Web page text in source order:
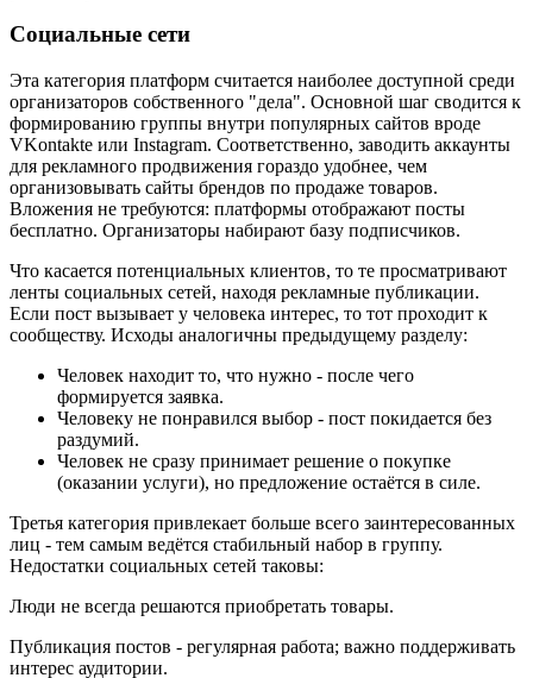
Социальные сети
Эта категория платформ считается наиболее доступной среди
организаторов собственного "дела". Основной шаг сводится к
формированию группы внутри популярных сайтов вроде
VKontakte или Instagram. Соответственно, заводить аккаунты
для рекламного продвижения гораздо удобнее, чем
организовывать сайты брендов по продаже товаров.
Вложения не требуются: платформы отображают посты
бесплатно. Организаторы набирают базу подписчиков.
Что касается потенциальных клиентов, то те просматривают
ленты социальных сетей, находя рекламные публикации.
Если пост вызывает у человека интерес, то тот проходит к
сообществу. Исходы аналогичны предыдущему разделу:
Человек находит то, что нужно - после чего
формируется заявка.
Человеку не понравился выбор - пост покидается без
раздумий.
Человек не сразу принимает решение о покупке
(оказании услуги), но предложение остаётся в силе.
Третья категория привлекает больше всего заинтересованных
лиц - тем самым ведётся стабильный набор в группу.
Недостатки социальных сетей таковы:
Люди не всегда решаются приобретать товары.
Публикация постов - регулярная работа; важно поддерживать
интерес аудитории.